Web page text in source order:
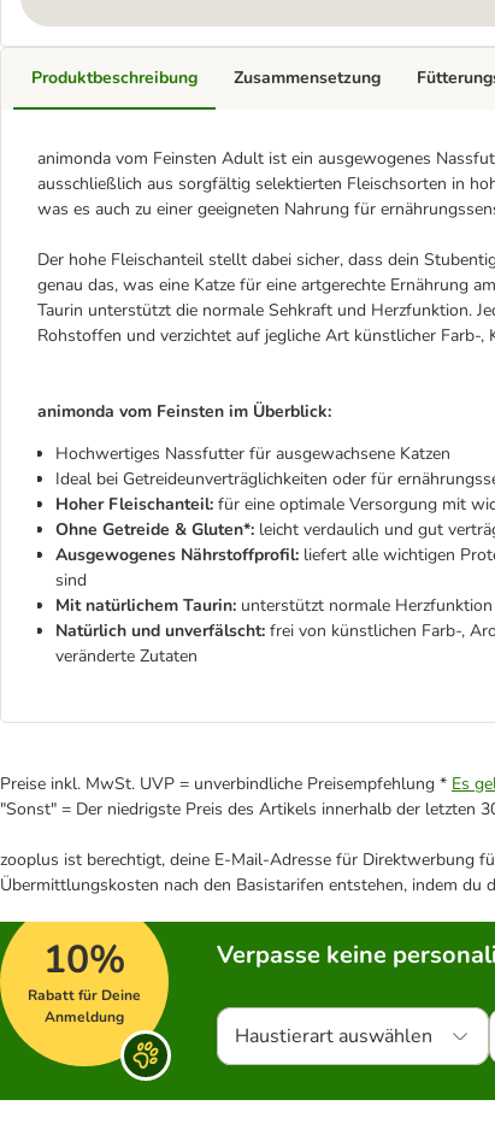
Produktbeschreibung
animonda vom Feinsten Adult ist ein ausgewogenes
ausschließlich aus sorgfältig selektierten Fleischsorten in
was es auch zu einer geeigneten Nahrung für
Der hohe Fleischanteil stellt dabei sicher, dass dein
genau das, was eine Katze für eine artgerechte Ernährung
Taurin unterstützt die normale Sehkraft und Herzfunktion.
Rohstoffen und verzichtet auf jegliche Art künstlicher Farb-
animonda vom Feinsten im Überblick:
Hochwertiges Nassfutter für ausgewachsene Katzen
Ideal bei Getreideunverträglichkeiten oder für
Hoher Fleischanteil: für eine optimale Versorgung mit
Ohne Getreide & Gluten*: leicht verdaulich und gut
Ausgewogenes Nährstoffprofil: liefert alle wichtigen
sind
Mit natürlichem Taurin: unterstützt normale
Natürlich und unverfälscht: frei von künstlichen Farb-,
veränderte Zutaten
Zusammensetzung
Preise inkl. MwSt. UVP = unverbindliche Preisempfehlung * Es
"Sonst" = Der niedrigste Preis des Artikels innerhalb der letzten
zooplus ist berechtigt, deine E-Mail-Adresse für Direktwerbung
Übermittlungskosten nach den Basistarifen entstehen, indem
10%
Rabatt für Deine
Anmeldung
Verpasse keine
Haustierart auswählen